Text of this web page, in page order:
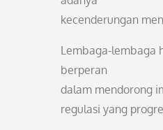
kecenderungan
Lembaga-lembaga
berperan
dalam mendorong
regulasi yang